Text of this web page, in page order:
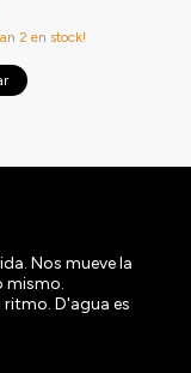
2 en stock!
Nos mueve la
mismo.
D'agua es